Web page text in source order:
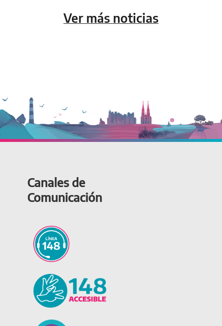
Ver más noticias
Canales de
Comunicación